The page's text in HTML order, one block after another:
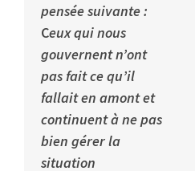
pensée suivante :
Ceux qui nous
gouvernent n’ont
pas fait ce qu’il
fallait en amont et
continuent à ne pas
bien gérer la
situation